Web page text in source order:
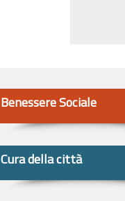
Benessere Sociale
Cura della città